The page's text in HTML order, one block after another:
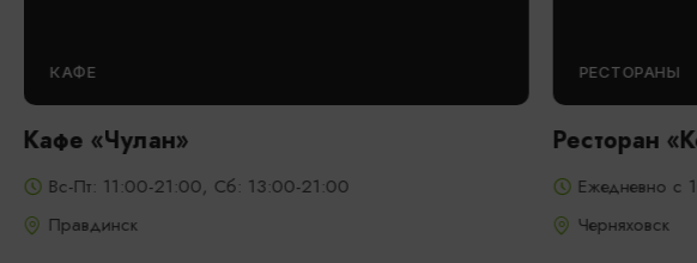
КАФЕ
Кафе «Чулан»
Вс-Пт: 11:00-21:00, Сб: 13:00-21:00
Правдинск
РЕСТОРАНЫ
Ресторан
Ежедневно с
Черняховск